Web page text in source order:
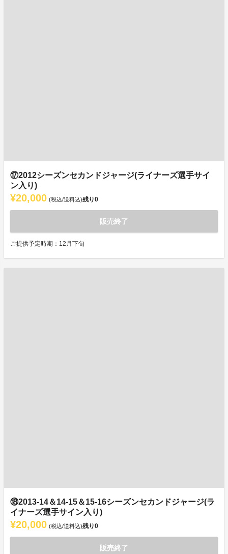
⑰2012シーズンセカンドジャージ(ライナーズ選手サイ
ン入り)
¥20,000 (税込/送料込)残り0
販売終了
ご提供予定時期：12月下旬
⑱2013-14＆14-15＆15-16シーズンセカンドジャージ(ラ
イナーズ選手サイン入り)
¥20,000 (税込/送料込)残り0
販売終了